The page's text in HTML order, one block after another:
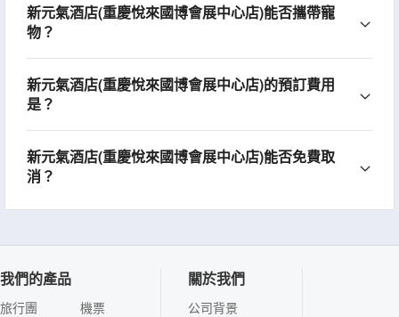
新元氣酒店(重慶悅來國博會展中心店)能否攜帶寵
物？
新元氣酒店(重慶悅來國博會展中心店)的預訂費用
是？
新元氣酒店(重慶悅來國博會展中心店)能否免費取
消？
我們的產品
旅行團
機票
關於我們
公司背景